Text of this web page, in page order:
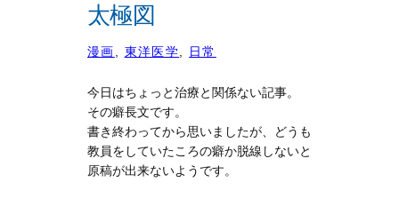
太極図
漫画, 東洋医学, 日常
今日はちょっと治療と関係ない記事。
その癖長文です。
書き終わってから思いましたが、どうも
教員をしていたころの癖か脱線しないと
原稿が出来ないようです。